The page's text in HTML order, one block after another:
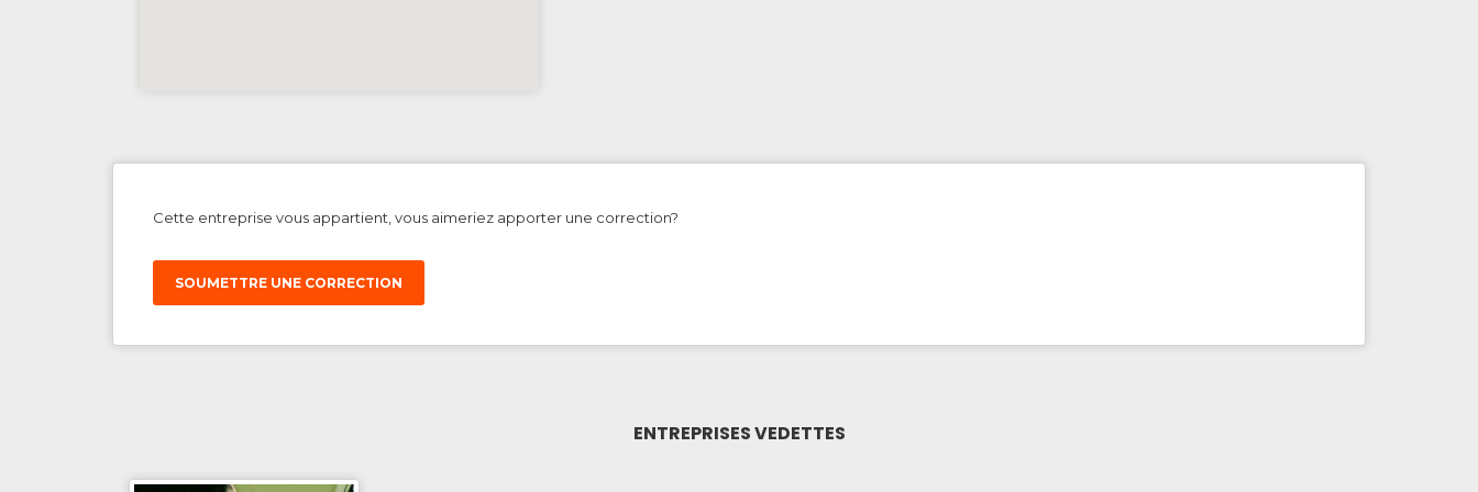
Cette entreprise vous appartient, vous aimeriez apporter une correction?
SOUMETTRE UNE CORRECTION
ENTREPRISES VEDETTES